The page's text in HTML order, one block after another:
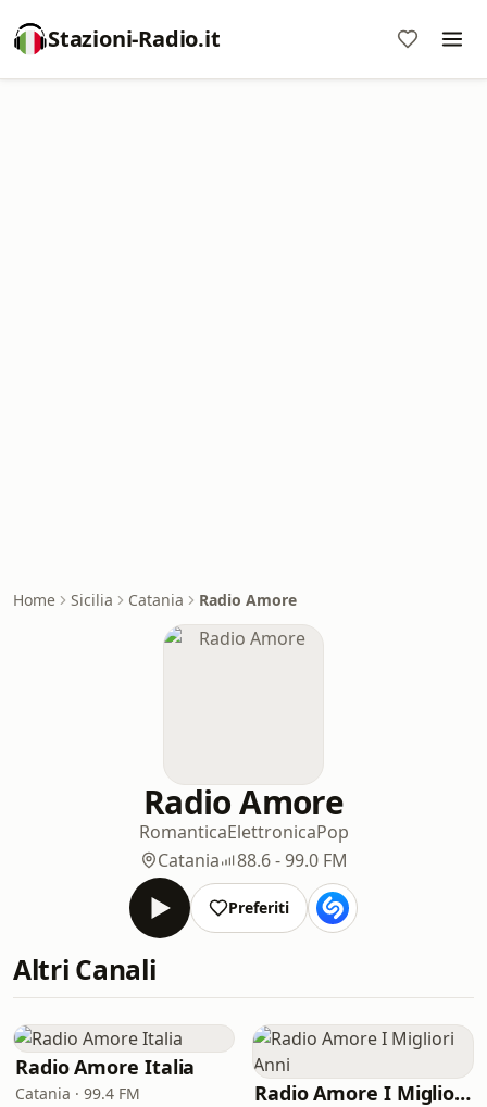
Stazioni-Radio.it
Home Sicilia Catania Radio Amore
Radio Amore
RomanticaElettronicaPop
Catania
88.6 - 99.0 FM
Preferiti
Altri Canali
Radio Amore Italia
Catania · 99.4 FM Radio Amore I Migliori Anni